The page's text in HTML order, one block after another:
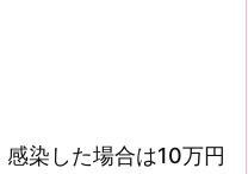
染した場合は10万円